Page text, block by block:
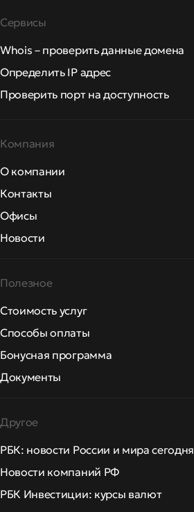
Сервисы
Whois – проверить данные домена
Определить IP адрес
Проверить порт на доступность
Компания
О компании
Контакты
Офисы
Новости
Полезное
Стоимость услуг
Способы оплаты
Бонусная программа
Документы
Другое
РБК: новости России и мира сегодня
Новости компаний РФ
РБК Инвестиции: курсы валют